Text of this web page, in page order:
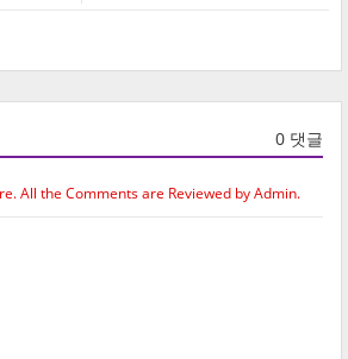
0 댓글
All the Comments are Reviewed by Admin.